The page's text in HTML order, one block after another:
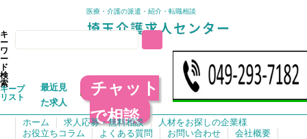
医療・介護の派遣・紹介・転職相談
キ
ー
ワ
ー
ド
検
索
キープ
リスト
最近見
た求人
チャット
で相談
ホーム 求人応募・無料相談
人材をお探しの企業様
お役立ちコラム
よくある質問 お問い合わせ 会社概要